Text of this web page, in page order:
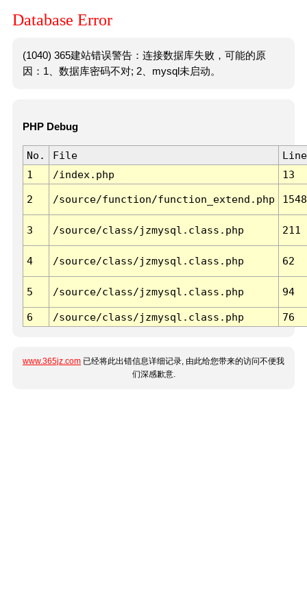
Database Error
(1040) 365建站错误警告：连接数据库失败，可能的原
因：1、数据库密码不对; 2、mysql未启动。
PHP Debug
No. File
Line
1
/index.php 13
2 /source/function/function_extend.php 1548
3 /source/class/jzmysql.class.php 211
4 /source/class/jzmysql.class.php 62
5 /source/class/jzmysql.class.php 94
6 /source/class/jzmysql.class.php 76
www.365jz.com 已经将此出错信息详细记录, 由此给您带来的访问不便我
们深感歉意.